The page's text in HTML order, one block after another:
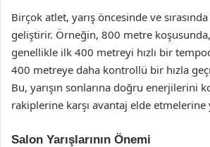
Birçok atlet, yarış öncesinde ve
geliştirir. Örneğin, 800 metre
genellikle ilk 400 metreyi hızlı bir
400 metreye daha kontrollü bir hızla
Bu, yarışın sonlarına doğru enerjilerini
rakiplerine karşı avantaj elde etmelerine
Salon Yarışlarının Önemi